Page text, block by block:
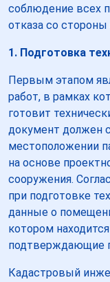
соблюдение всех
отказа со стороны
1. Подготовка
Первым этапом
работ, в рамках
готовит
документ должен
местоположении
на основе
сооружения.
при подготовке
данные о
котором
подтверждающие
Кадастровый